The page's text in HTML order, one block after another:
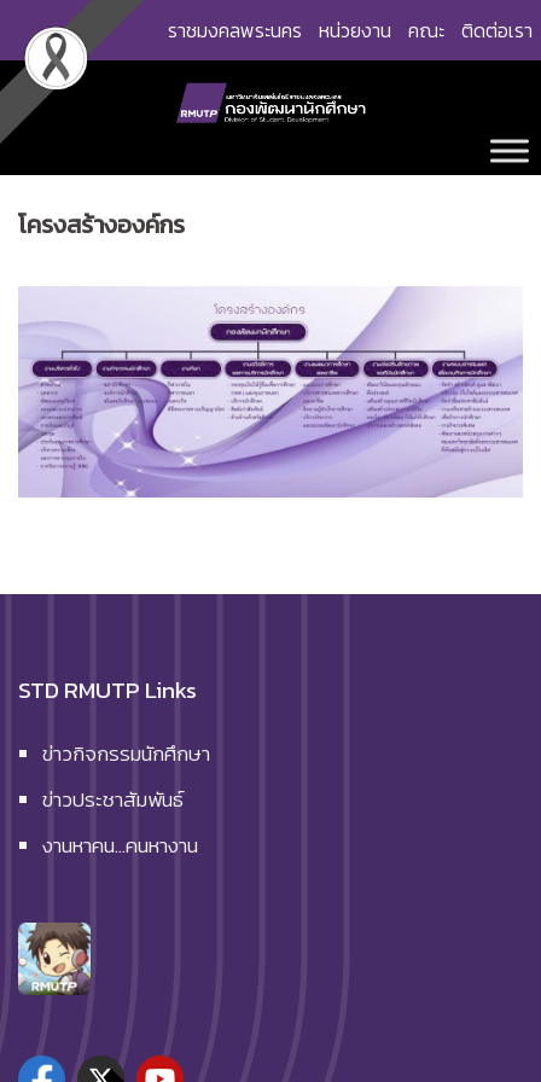
content
ราชมงคลพระนคร หน่วยงาน คณะ ติดต่อเรา
โครงสร้างองค์กร
STD RMUTP Links
ข่าวกิจกรรมนักศึกษา
ข่าวประชาสัมพันธ์
งานหาคน…คนหางาน